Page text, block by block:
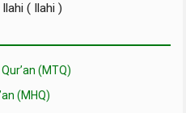
( Ilahi )
(MTQ)
(MHQ)